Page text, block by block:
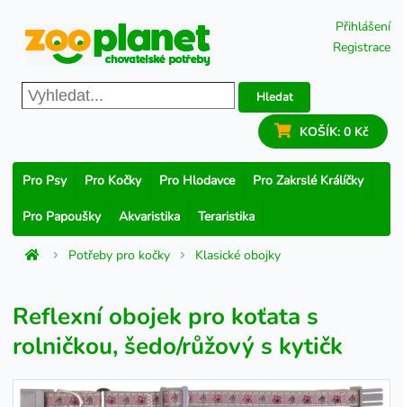
Přihlášení
Registrace
Hledat
KOŠÍK: 0 Kč
Pro Psy Pro Kočky Pro Hlodavce Pro Zakrslé Králíčky
Pro Papoušky Akvaristika Teraristika
Potřeby pro kočky Klasické obojky
Reflexní obojek pro koťata s
rolničkou, šedo/růžový s kytičk